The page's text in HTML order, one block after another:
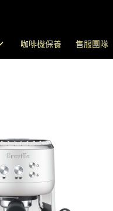
咖啡機保養 售服團隊